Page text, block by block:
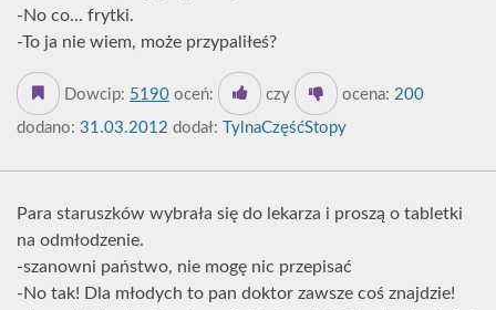
-No co... frytki.
-To ja nie wiem, może przypaliłeś?
Dowcip: 5190 oceń: czy ocena: 200
dodano: 31.03.2012 dodał: TylnaCzęśćStopy
Para staruszków wybrała się do lekarza i proszą o tabletki
na odmłodzenie.
-szanowni państwo, nie mogę nic przepisać
-No tak! Dla młodych to pan doktor zawsze coś znajdzie!